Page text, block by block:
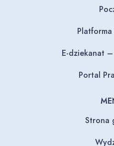
E-dziekanat
Portal
Strona